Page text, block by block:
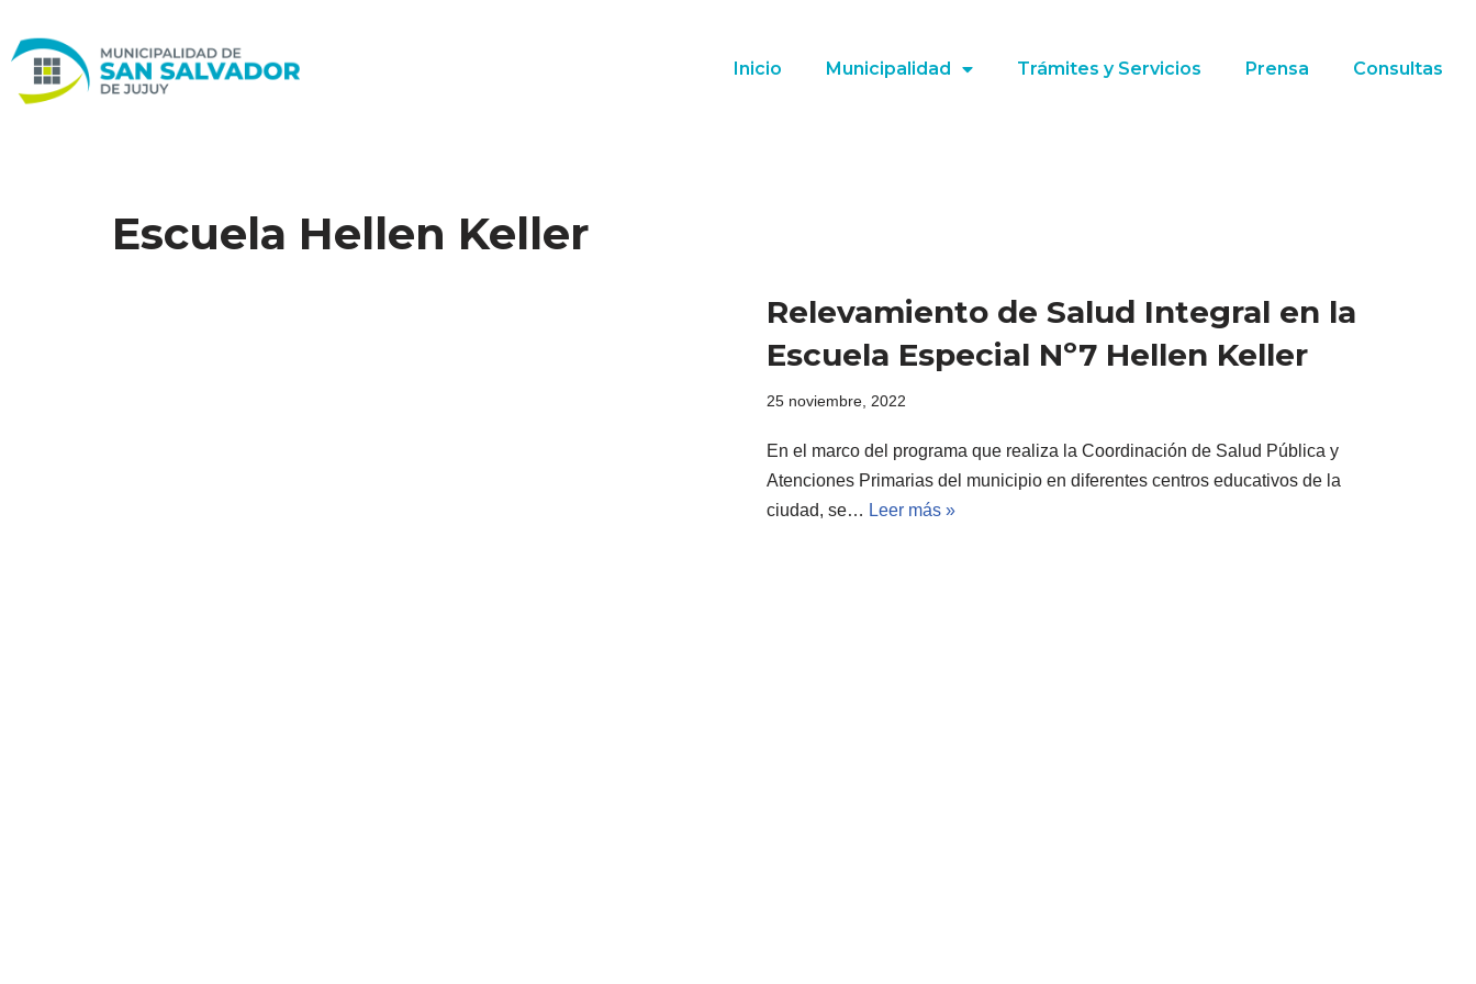
Ir
al
Inicio Municipalidad Trámites y Servicios Prensa Consultas
Escuela Hellen Keller
Relevamiento de Salud Integral en la
Escuela Especial Nº7 Hellen Keller
25 noviembre, 2022
En el marco del programa que realiza la Coordinación de Salud Pública y
Atenciones Primarias del municipio en diferentes centros educativos de la
ciudad, se… Leer más »